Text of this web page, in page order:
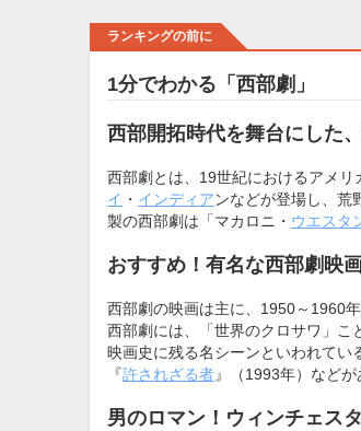
ランキングの前に
1分でわかる「西部劇」
西部開拓時代を舞台にした
西部劇とは、19世紀におけるアメ
イ ・ インディアンなどが登場し、荒
製の西部劇は「マカロニ・ ウエスタ
おすすめ！有名な西部劇映
西部劇の映画は主に、1950～1960
西部劇には、「世界のクロサワ」こ
映画史に残る名シーンといわれてい
『許されざる者』（1993年）などが
男のロマン！ウィンチェス